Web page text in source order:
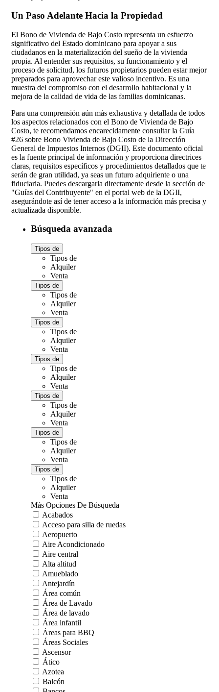
Un Paso Adelante Hacia la Propiedad
El Bono de Vivienda de Bajo Costo representa un esfuerzo
significativo del Estado dominicano para apoyar a sus
ciudadanos en la materialización del sueño de la vivienda
propia. Al entender sus requisitos, su funcionamiento y el
proceso de solicitud, los futuros propietarios pueden estar mejor
preparados para aprovechar este valioso incentivo. Es una
muestra del compromiso con el desarrollo habitacional y la
mejora de la calidad de vida de las familias dominicanas.
Para una comprensión aún más exhaustiva y detallada de todos
los aspectos relacionados con el Bono de Vivienda de Bajo
Costo, te recomendamos encarecidamente consultar la Guía
#26 sobre Bono Vivienda de Bajo Costo de la Dirección
General de Impuestos Internos (DGII). Este documento oficial
es la fuente principal de información y proporciona directrices
claras, requisitos específicos y procedimientos detallados que te
serán de gran utilidad, ya seas un futuro adquiriente o una
fiduciaria. Puedes descargarla directamente desde la sección de
"Guías del Contribuyente" en el portal web de la DGII,
asegurándote así de tener acceso a la información más precisa y
actualizada disponible.
Búsqueda avanzada
Tipos de
Tipos de
Alquiler
Venta
Tipos de
Tipos de
Alquiler
Venta
Tipos de
Tipos de
Alquiler
Venta
Tipos de
Tipos de
Alquiler
Venta
Tipos de
Tipos de
Alquiler
Venta
Tipos de
Tipos de
Alquiler
Venta
Tipos de
Tipos de
Alquiler
Venta
Más Opciones De Búsqueda
Acabados
Acceso para silla de ruedas
Aeropuerto
Aire Acondicionado
Aire central
Alta altitud
Amueblado
Antejardín
Área común
Área de Lavado
Área de lavado
Área infantil
Áreas para BBQ
Áreas Sociales
Ascensor
Ático
Azotea
Balcón